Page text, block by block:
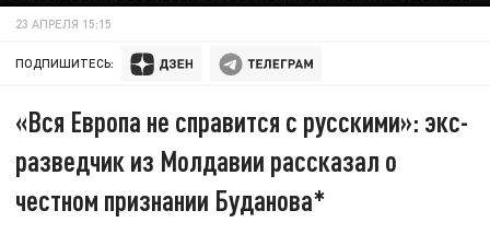
23 АПРЕЛЯ 15:15
ПОДПИШИТЕСЬ:
«Вся Европа не справится с русскими»: экс-
разведчик из Молдавии рассказал о
честном признании Буданова*